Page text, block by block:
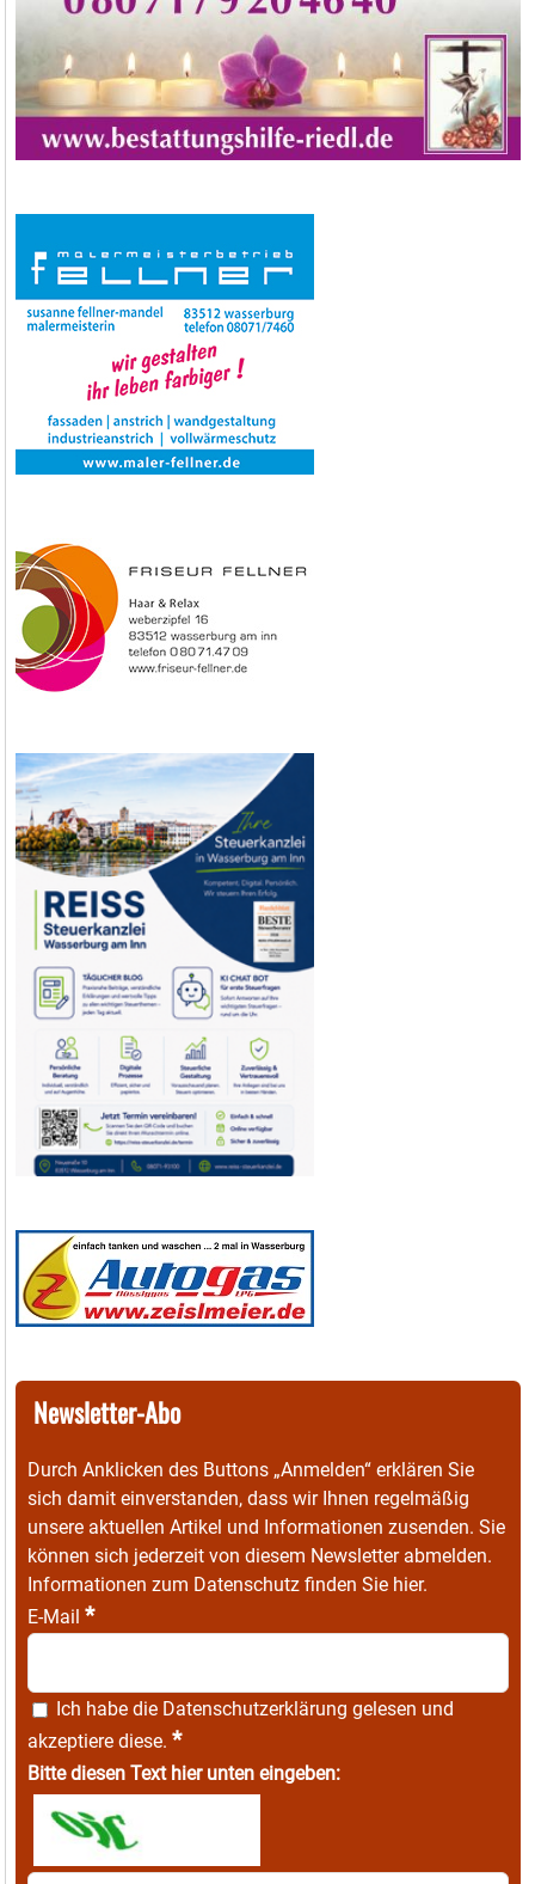
Newsletter-Abo
Durch Anklicken des Buttons „Anmelden“ erklären Sie
sich damit einverstanden, dass wir Ihnen regelmäßig
unsere aktuellen Artikel und Informationen zusenden. Sie
können sich jederzeit von diesem Newsletter abmelden.
Informationen zum Datenschutz finden Sie hier.
E-Mail *
Ich habe die Datenschutzerklärung gelesen und
akzeptiere diese. *
Bitte diesen Text hier unten eingeben: